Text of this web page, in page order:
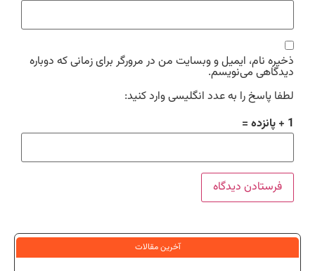
ذخیره نام، ایمیل و وبسایت من در مرورگر برای زمانی که دوباره
دیدگاهی می‌نویسم.
لطفا پاسخ را به عدد انگلیسی وارد کنید:
1 + پانزده =
آخرین مقالات